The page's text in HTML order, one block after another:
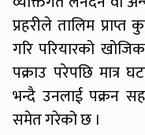
प्रहरीले तालिम
गरि परियारको
पक्राउ परेपछि मात्र
भन्दै उनलाई पक्रन
समेत गरेको छ ।